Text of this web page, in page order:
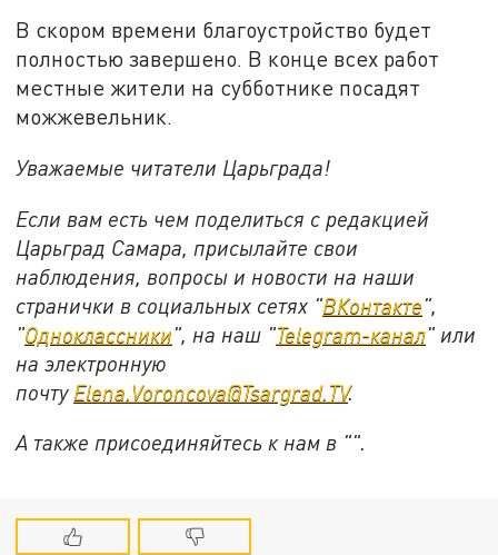
В скором времени благоустройство будет
полностью завершено. В конце всех работ
местные жители на субботнике посадят
можжевельник.
Уважаемые читатели Царьграда!
Если вам есть чем поделиться с редакцией
Царьград Самара, присылайте свои
наблюдения, вопросы и новости на наши
странички в социальных сетях "ВКонтакте",
"Одноклассники", на наш "Telegram-канал" или
на электронную
почту Elena.Voroncova@Tsargrad.TV.
А также присоединяйтесь к нам в "".